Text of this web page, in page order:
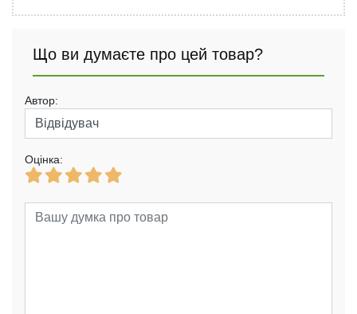
Що ви думаєте про цей товар?
Автор:
Оцінка: